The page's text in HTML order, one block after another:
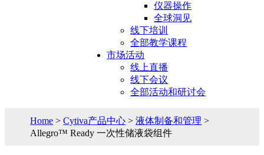
仪器操作
全球洞见
线下培训
全部教学课程
市场活动
线上直播
线下会议
全部活动和研讨会
Home >Cytiva产品中心 >液体制备和管理 >
Allegro™ Ready 一次性储液袋组件